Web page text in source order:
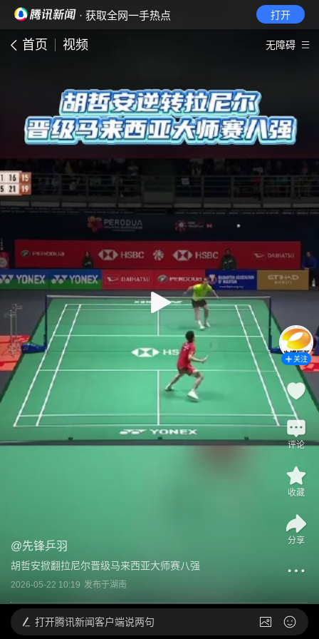
· 获取全网一手热点 打开
首页 视频 无障碍
@先锋乒羽
胡哲安掀翻拉尼尔晋级马来西亚大师赛八强
2026-05-22 10:19 发布于湖南
关注
评论
收藏
分享
打开腾讯新闻客户端说两句